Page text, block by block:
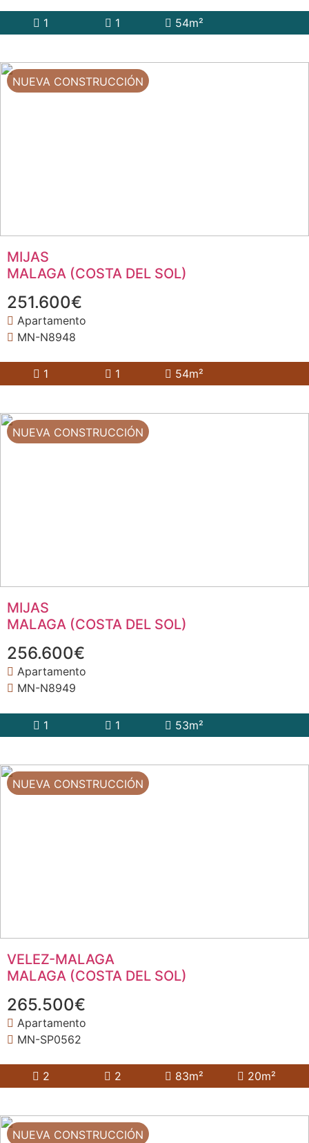
1 1 54m²
NUEVA CONSTRUCCIÓN
MIJAS
MALAGA (COSTA DEL SOL)
251.600€
Apartamento
MN-N8948
1 1 54m²
NUEVA CONSTRUCCIÓN
MIJAS
MALAGA (COSTA DEL SOL)
256.600€
Apartamento
MN-N8949
1 1 53m²
NUEVA CONSTRUCCIÓN
VELEZ-MALAGA
MALAGA (COSTA DEL SOL)
265.500€
Apartamento
MN-SP0562
2 2 83m² 20m²
NUEVA CONSTRUCCIÓN